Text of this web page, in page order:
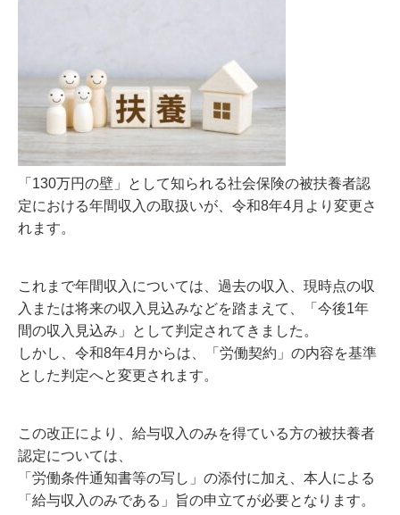
「130万円の壁」として知られる社会保険の被扶養者認
定における年間収入の取扱いが、令和8年4月より変更さ
れます。
これまで年間収入については、過去の収入、現時点の収
入または将来の収入見込みなどを踏まえて、「今後1年
間の収入見込み」として判定されてきました。
しかし、令和8年4月からは、「労働契約」の内容を基準
とした判定へと変更されます。
この改正により、給与収入のみを得ている方の被扶養者
認定については、
「労働条件通知書等の写し」の添付に加え、本人による
「給与収入のみである」旨の申立てが必要となります。